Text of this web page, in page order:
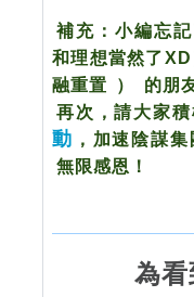
補充：小編忘
和理想當然了XD
融重置
） 的朋
再次，請大家
動 ，加速陰謀
無限感恩！
為